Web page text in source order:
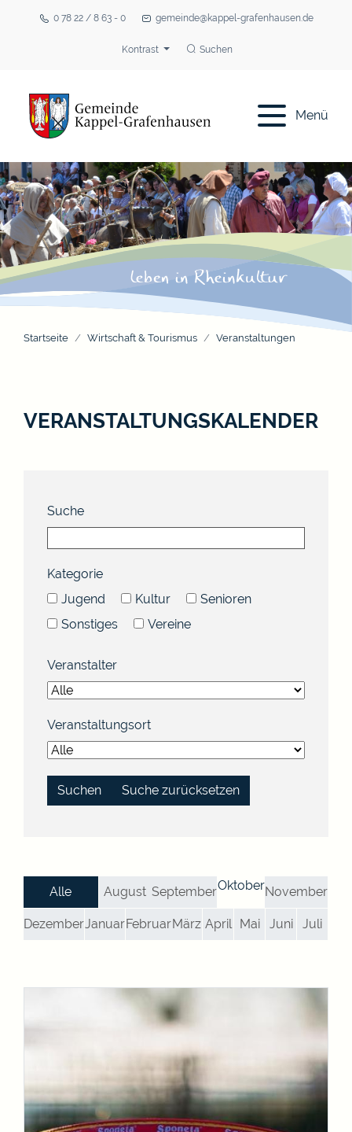
0 78 22 / 8 63 - 0 gemeinde@kappel-grafenhausen.de
Kontrast Suchen
Menü
Startseite Wirtschaft & Tourismus Veranstaltungen
VERANSTALTUNGSKALENDER
Suche
Kategorie
Jugend
Kultur
Senioren
Sonstiges
Vereine
Veranstalter
Veranstaltungsort
Suche zurücksetzen
Alle August SeptemberOktoberNovember
DezemberJanuarFebruarMärz April Mai Juni Juli